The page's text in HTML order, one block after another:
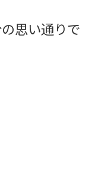
思い通りで